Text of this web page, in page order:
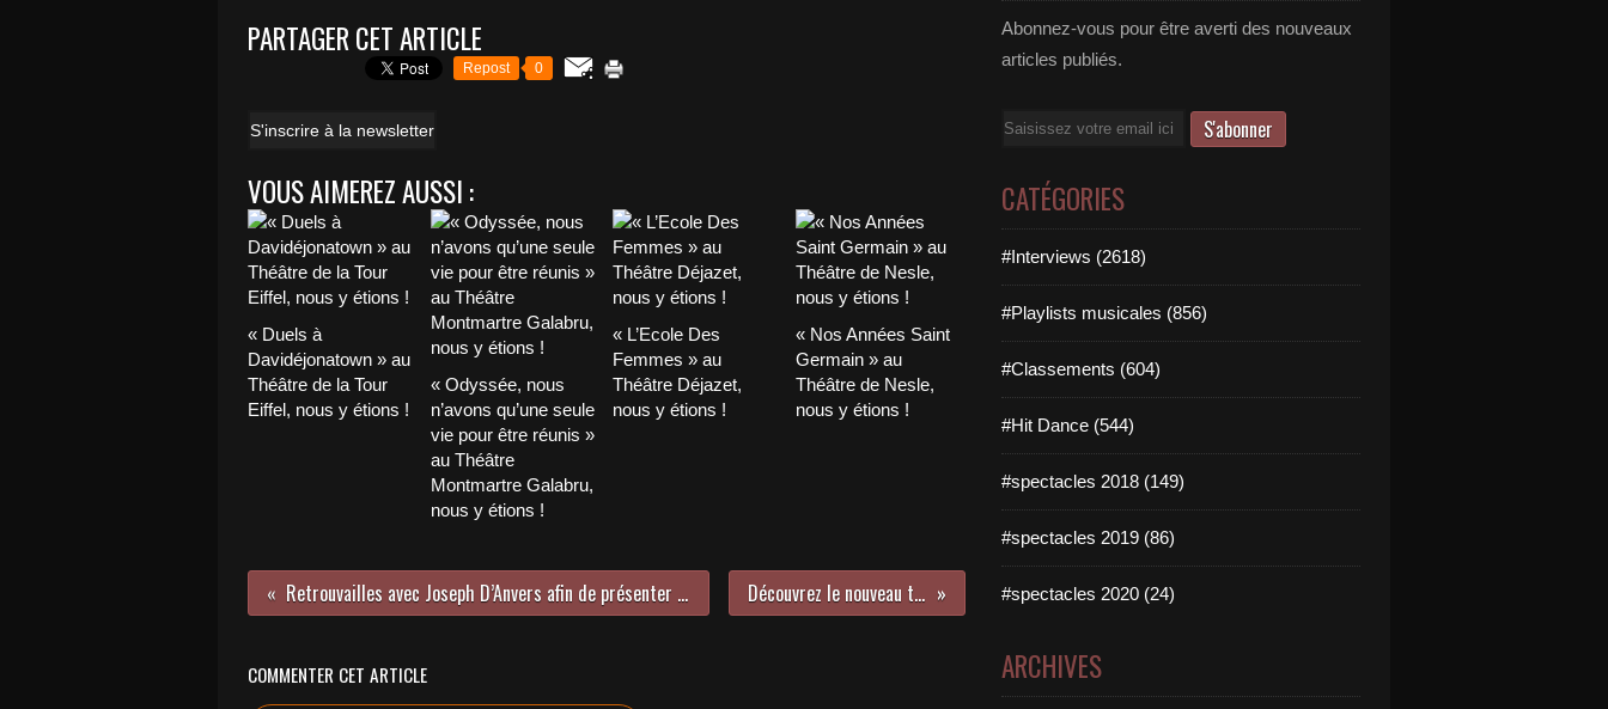
PARTAGER CET ARTICLE
Repost 0
S'inscrire à la newsletter
VOUS AIMEREZ AUSSI :
« Duels à
Davidéjonatown » au
Théâtre de la Tour
Eiffel, nous y étions !
« Odyssée, nous
n’avons qu’une seule
vie pour être réunis »
au Théâtre
Montmartre Galabru,
nous y étions !
« L’Ecole Des
Femmes » au
Théâtre Déjazet,
nous y étions !
« Nos Années Saint
Germain » au
Théâtre de Nesle,
nous y étions !
Retrouvailles avec Joseph D’Anvers afin de présenter quelques-uns de ses projets pour 2018 ! Découvrez le nouveau titre de Troye Sivan !
COMMENTER CET ARTICLE
Abonnez-vous pour être averti des nouveaux
articles publiés.
Email
CATÉGORIES
#Interviews (2618)
#Playlists musicales (856)
#Classements (604)
#Hit Dance (544)
#spectacles 2018 (149)
#spectacles 2019 (86)
#spectacles 2020 (24)
ARCHIVES